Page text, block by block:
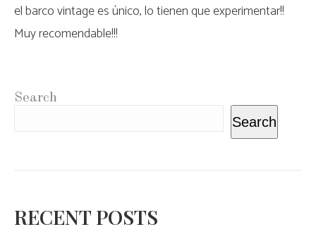
el barco vintage es único, lo tienen que experimentar!!
Muy recomendable!!!
Search
Search
RECENT POSTS